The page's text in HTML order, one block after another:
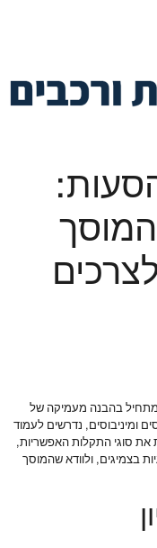
מתחיל בהבנה מעמיקה של
ומיניבוסים, נדרשים לעמוד
את סוגי התקלות האפשריות,
בצמיגים, ולוודא שהמוסך